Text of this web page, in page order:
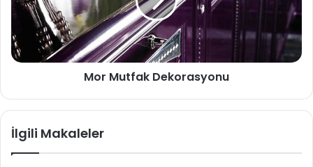
Mor Mutfak Dekorasyonu
İlgili Makaleler